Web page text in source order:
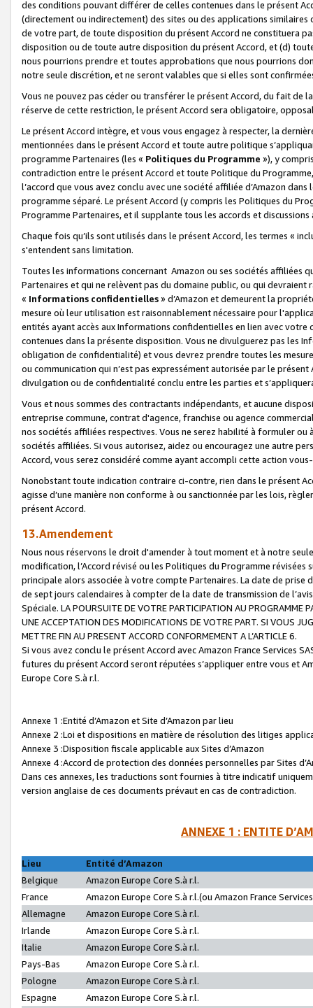
des conditions pouvant différer de celles contenues dans le présent
(directement ou indirectement) des sites ou des applications
de votre part, de toute disposition du présent Accord ne constituera
disposition ou de toute autre disposition du présent Accord, et (d)
nous pourrions prendre et toutes approbations que nous pourrions
notre seule discrétion, et ne seront valables que si elles sont
Vous ne pouvez pas céder ou transférer le présent Accord, du fait de
réserve de cette restriction, le présent Accord sera obligatoire,
Le présent Accord intègre, et vous vous engagez à respecter, la
mentionnées dans le présent Accord et toute autre politique
programme Partenaires (les « Politiques du Programme »), y
contradiction entre le présent Accord et toute Politique du
l’accord que vous avez conclu avec une société affiliée d’Amazon
programme séparé. Le présent Accord (y compris les Politiques du
Programme Partenaires, et il supplante tous les accords et discussions
Chaque fois qu’ils sont utilisés dans le présent Accord, les termes «
s'entendent sans limitation.
Toutes les informations concernant Amazon ou ses sociétés affiliées
Partenaires et qui ne relèvent pas du domaine public, ou qui
« Informations confidentielles» d’Amazon et demeurent la
mesure où leur utilisation est raisonnablement nécessaire pour
entités ayant accès aux Informations confidentielles en lien avec
contenues dans la présente disposition. Vous ne divulguerez pas les
obligation de confidentialité) et vous devrez prendre toutes les
ou communication qui n’est pas expressément autorisée par le
divulgation ou de confidentialité conclu entre les parties et
Vous et nous sommes des contractants indépendants, et aucune
entreprise commune, contrat d'agence, franchise ou agence
nos sociétés affiliées respectives. Vous ne serez habilité à formuler
sociétés affiliées. Si vous autorisez, aidez ou encouragez une autre
Accord, vous serez considéré comme ayant accompli cette action
Nonobstant toute indication contraire ci-contre, rien dans le présent
agisse d’une manière non conforme à ou sanctionnée par les lois,
présent Accord.
13.Amendement
Nous nous réservons le droit d'amender à tout moment et à notre
modification, l’Accord révisé ou les Politiques du Programme
principale alors associée à votre compte Partenaires. La date de
de sept jours calendaires à compter de la date de transmission de
Spéciale. LA POURSUITE DE VOTRE PARTICIPATION AU PROGRAMME
UNE ACCEPTATION DES MODIFICATIONS DE VOTRE PART. SI VOUS
METTRE FIN AU PRESENT ACCORD CONFORMEMENT A L’ARTICLE 6.
Si vous avez conclu le présent Accord avec Amazon France Services
futures du présent Accord seront réputées s’appliquer entre vous et
Europe Core S.à r.l.
Annexe 1 :Entité d’Amazon et Site d’Amazon par lieu
Annexe 2 :Loi et dispositions en matière de résolution des litiges
Annexe 3 :Disposition fiscale applicable aux Sites d’Amazon
Annexe 4 :Accord de protection des données personnelles par Sites
Dans ces annexes, les traductions sont fournies à titre indicatif
version anglaise de ces documents prévaut en cas de contradiction.
ANNEXE 1 : ENTITE
Lieu
Entité d’Amazon
Belgique
Amazon Europe Core S.à r.l.
France
Amazon Europe Core S.à r.l.(ou Amazon France
Allemagne
Amazon Europe Core S.à r.l.
Irlande
Amazon Europe Core S.à r.l.
Italie
Amazon Europe Core S.à r.l.
Pays-Bas
Amazon Europe Core S.à r.l.
Pologne
Amazon Europe Core S.à r.l.
Espagne
Amazon Europe Core S.à r.l.